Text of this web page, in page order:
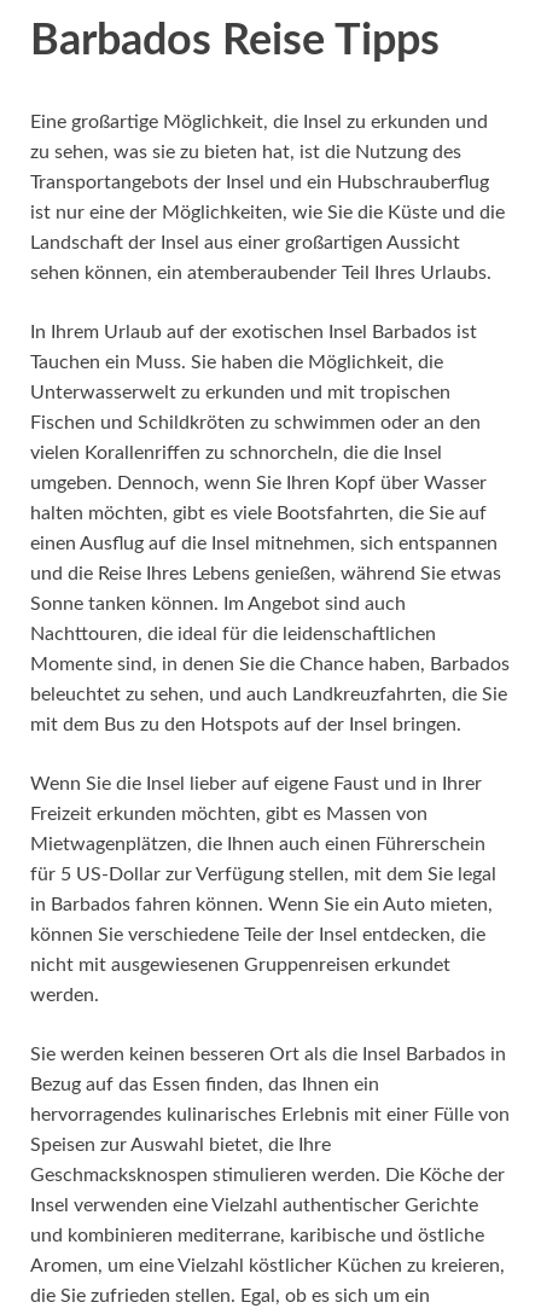
Barbados Reise Tipps
Eine großartige Möglichkeit, die Insel zu erkunden und
zu sehen, was sie zu bieten hat, ist die Nutzung des
Transportangebots der Insel und ein Hubschrauberflug
ist nur eine der Möglichkeiten, wie Sie die Küste und die
Landschaft der Insel aus einer großartigen Aussicht
sehen können, ein atemberaubender Teil Ihres Urlaubs.
In Ihrem Urlaub auf der exotischen Insel Barbados ist
Tauchen ein Muss. Sie haben die Möglichkeit, die
Unterwasserwelt zu erkunden und mit tropischen
Fischen und Schildkröten zu schwimmen oder an den
vielen Korallenriffen zu schnorcheln, die die Insel
umgeben. Dennoch, wenn Sie Ihren Kopf über Wasser
halten möchten, gibt es viele Bootsfahrten, die Sie auf
einen Ausflug auf die Insel mitnehmen, sich entspannen
und die Reise Ihres Lebens genießen, während Sie etwas
Sonne tanken können. Im Angebot sind auch
Nachttouren, die ideal für die leidenschaftlichen
Momente sind, in denen Sie die Chance haben, Barbados
beleuchtet zu sehen, und auch Landkreuzfahrten, die Sie
mit dem Bus zu den Hotspots auf der Insel bringen.
Wenn Sie die Insel lieber auf eigene Faust und in Ihrer
Freizeit erkunden möchten, gibt es Massen von
Mietwagenplätzen, die Ihnen auch einen Führerschein
für 5 US-Dollar zur Verfügung stellen, mit dem Sie legal
in Barbados fahren können. Wenn Sie ein Auto mieten,
können Sie verschiedene Teile der Insel entdecken, die
nicht mit ausgewiesenen Gruppenreisen erkundet
werden.
Sie werden keinen besseren Ort als die Insel Barbados in
Bezug auf das Essen finden, das Ihnen ein
hervorragendes kulinarisches Erlebnis mit einer Fülle von
Speisen zur Auswahl bietet, die Ihre
Geschmacksknospen stimulieren werden. Die Köche der
Insel verwenden eine Vielzahl authentischer Gerichte
und kombinieren mediterrane, karibische und östliche
Aromen, um eine Vielzahl köstlicher Küchen zu kreieren,
die Sie zufrieden stellen. Egal, ob es sich um ein